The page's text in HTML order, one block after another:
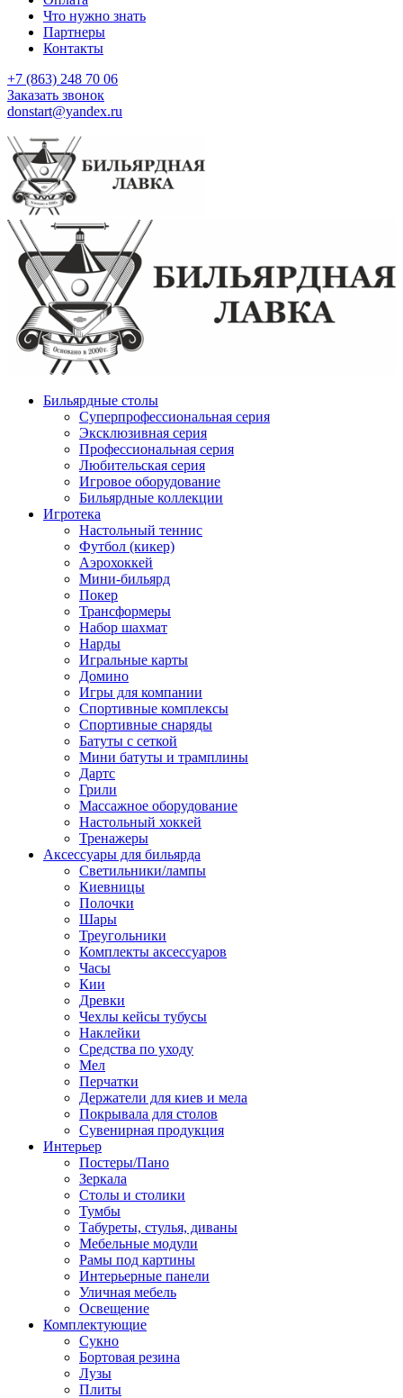
Что нужно знать
Партнеры
Контакты
+7 (863) 248 70 06
Заказать звонок
donstart@yandex.ru
Бильярдные столы
Суперпрофессиональная серия
Эксклюзивная серия
Профессиональная серия
Любительская серия
Игровое оборудование
Бильярдные коллекции
Игротека
Настольный теннис
Футбол (кикер)
Аэрохоккей
Мини-бильярд
Покер
Трансформеры
Набор шахмат
Нарды
Игральные карты
Домино
Игры для компании
Спортивные комплексы
Спортивные снаряды
Батуты с сеткой
Мини батуты и трамплины
Дартс
Грили
Массажное оборудование
Настольный хоккей
Тренажеры
Аксессуары для бильярда
Светильники/лампы
Киевницы
Полочки
Шары
Треугольники
Комплекты аксессуаров
Часы
Кии
Древки
Чехлы кейсы тубусы
Наклейки
Средства по уходу
Мел
Перчатки
Держатели для киев и мела
Покрывала для столов
Сувенирная продукция
Интерьер
Постеры/Пано
Зеркала
Столы и столики
Тумбы
Табуреты, стулья, диваны
Мебельные модули
Рамы под картины
Интерьерные панели
Уличная мебель
Освещение
Комплектующие
Сукно
Бортовая резина
Лузы
Плиты